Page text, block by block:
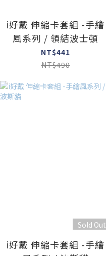
i好戴 伸縮卡套組 -手繪
風系列 / 領結波士頓
NT$441
NT$490
Sold Out
i好戴 伸縮卡套組 -手繪